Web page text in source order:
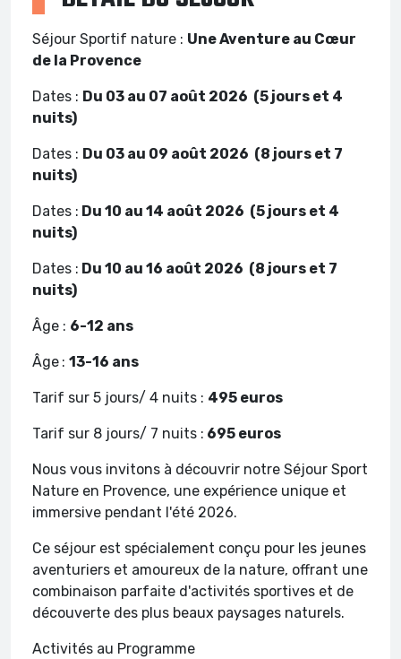
Séjour Sportif nature : Une Aventure au Cœur
de la Provence
Dates : Du 03 au 07 août 2026 (5 jours et 4
nuits)
Dates : Du 03 au 09 août 2026 (8 jours et 7
nuits)
Dates : Du 10 au 14 août 2026 (5 jours et 4
nuits)
Dates : Du 10 au 16 août 2026 (8 jours et 7
nuits)
Âge : 6-12 ans
Âge : 13-16 ans
Tarif sur 5 jours/ 4 nuits : 495 euros
Tarif sur 8 jours/ 7 nuits : 695 euros
Nous vous invitons à découvrir notre Séjour Sport
Nature en Provence, une expérience unique et
immersive pendant l'été 2026.
Ce séjour est spécialement conçu pour les jeunes
aventuriers et amoureux de la nature, offrant une
combinaison parfaite d'activités sportives et de
découverte des plus beaux paysages naturels.
Activités au Programme